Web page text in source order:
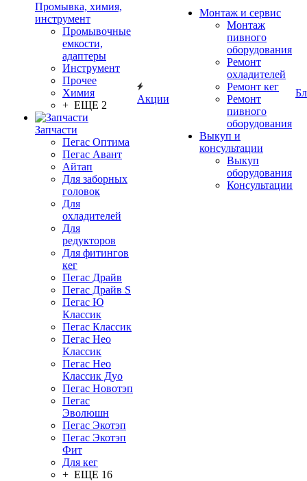
Промывка, химия,
инструмент
Промывочные
емкости,
адаптеры
Инструмент
Прочее
Химия
+ ЕЩЕ 2
Запчасти
Пегас Оптима
Пегас Авант
Айтап
Для заборных
головок
Для
охладителей
Для
редукторов
Для фитингов
кег
Пегас Драйв
Пегас Драйв S
Пегас Ю
Классик
Пегас Классик
Пегас Нео
Классик
Пегас Нео
Классик Дуо
Пегас Новотэп
Пегас
Эволюшн
Пегас Экотэп
Пегас Экотэп
Фит
Для кег
+ ЕЩЕ 16
Акции
Монтаж и сервис
Монтаж
пивного
оборудования
Ремонт
охладителей
Ремонт кег
Ремонт
пивного
оборудования
Выкуп и
консультации
Выкуп
оборудования
Консультации